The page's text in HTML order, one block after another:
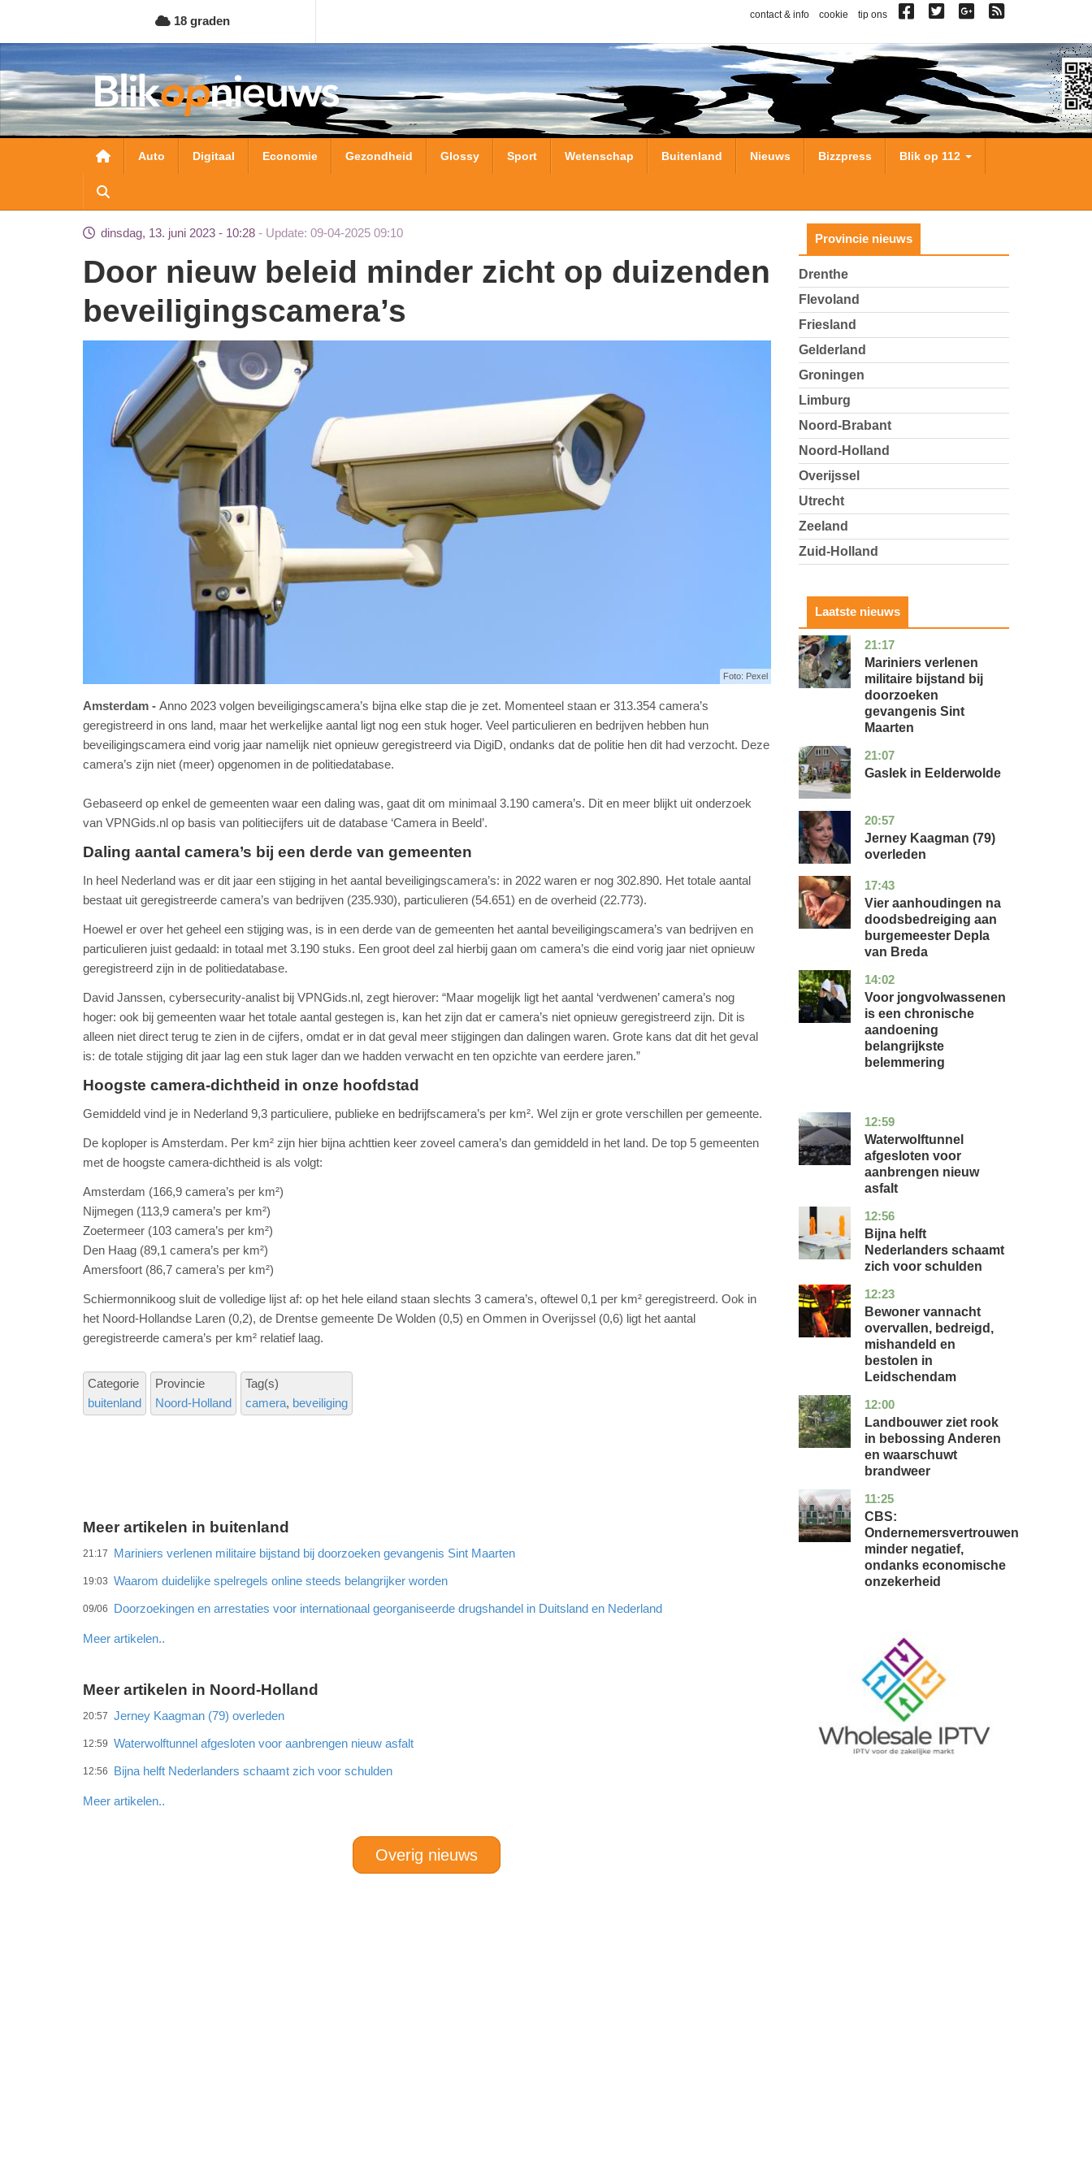
naar
de
inhoud
gaan
18 graden contact & info cookie tip ons
Hoofdnavigatie
Auto Digitaal Economie Gezondheid Glossy Sport Wetenschap Buitenland Nieuws Bizzpress Blik op 112
dinsdag, 13. juni 2023 - 10:28 Update: 09-04-2025 09:10
Door nieuw beleid minder zicht op duizenden
beveiligingscamera’s
Foto: Pexel
Amsterdam
Anno 2023 volgen beveiligingscamera’s bijna elke stap die je zet. Momenteel staan er 313.354 camera’s
geregistreerd in ons land, maar het werkelijke aantal ligt nog een stuk hoger. Veel particulieren en bedrijven hebben hun
beveiligingscamera eind vorig jaar namelijk niet opnieuw geregistreerd via DigiD, ondanks dat de politie hen dit had verzocht. Deze
camera’s zijn niet (meer) opgenomen in de politiedatabase.
Gebaseerd op enkel de gemeenten waar een daling was, gaat dit om minimaal 3.190 camera’s. Dit en meer blijkt uit onderzoek
van VPNGids.nl op basis van politiecijfers uit de database ‘Camera in Beeld’.
Daling aantal camera’s bij een derde van gemeenten
In heel Nederland was er dit jaar een stijging in het aantal beveiligingscamera’s: in 2022 waren er nog 302.890. Het totale aantal
bestaat uit geregistreerde camera’s van bedrijven (235.930), particulieren (54.651) en de overheid (22.773).
Hoewel er over het geheel een stijging was, is in een derde van de gemeenten het aantal beveiligingscamera’s van bedrijven en
particulieren juist gedaald: in totaal met 3.190 stuks. Een groot deel zal hierbij gaan om camera’s die eind vorig jaar niet opnieuw
geregistreerd zijn in de politiedatabase.
David Janssen, cybersecurity-analist bij VPNGids.nl, zegt hierover: “Maar mogelijk ligt het aantal ‘verdwenen’ camera’s nog
hoger: ook bij gemeenten waar het totale aantal gestegen is, kan het zijn dat er camera’s niet opnieuw geregistreerd zijn. Dit is
alleen niet direct terug te zien in de cijfers, omdat er in dat geval meer stijgingen dan dalingen waren. Grote kans dat dit het geval
is: de totale stijging dit jaar lag een stuk lager dan we hadden verwacht en ten opzichte van eerdere jaren.”
Hoogste camera-dichtheid in onze hoofdstad
Gemiddeld vind je in Nederland 9,3 particuliere, publieke en bedrijfscamera’s per km². Wel zijn er grote verschillen per gemeente.
De koploper is Amsterdam. Per km² zijn hier bijna achttien keer zoveel camera’s dan gemiddeld in het land. De top 5 gemeenten
met de hoogste camera-dichtheid is als volgt:
Amsterdam (166,9 camera’s per km²)
Nijmegen (113,9 camera’s per km²)
Zoetermeer (103 camera’s per km²)
Den Haag (89,1 camera’s per km²)
Amersfoort (86,7 camera’s per km²)
Schiermonnikoog sluit de volledige lijst af: op het hele eiland staan slechts 3 camera’s, oftewel 0,1 per km² geregistreerd. Ook in
het Noord-Hollandse Laren (0,2), de Drentse gemeente De Wolden (0,5) en Ommen in Overijssel (0,6) ligt het aantal
geregistreerde camera’s per km² relatief laag.
Categorie
buitenland
Provincie
Noord-Holland
Tag(s)
camera beveiliging
Meer artikelen in buitenland
21:17 Mariniers verlenen militaire bijstand bij doorzoeken gevangenis Sint Maarten
19:03 Waarom duidelijke spelregels online steeds belangrijker worden
09/06 Doorzoekingen en arrestaties voor internationaal georganiseerde drugshandel in Duitsland en Nederland
Meer artikelen..
Meer artikelen in Noord-Holland
20:57 Jerney Kaagman (79) overleden
12:59 Waterwolftunnel afgesloten voor aanbrengen nieuw asfalt
12:56 Bijna helft Nederlanders schaamt zich voor schulden
Meer artikelen..
Overig nieuws
Provincie nieuws
Drenthe
Flevoland
Friesland
Gelderland
Groningen
Limburg
Noord-Brabant
Noord-Holland
Overijssel
Utrecht
Zeeland
Zuid-Holland
Laatste nieuws
21:17
buitenland
Mariniers verlenen
militaire bijstand bij
doorzoeken
gevangenis Sint
Maarten
21:07
drenthe
nieuws
Gaslek in Eelderwolde
20:57
noord-
glossy
Jerney Kaagman (79)
overleden
17:43
noord-
brabant
nieuws
Vier aanhoudingen na
doodsbedreiging aan
burgemeester Depla
van Breda
14:02
utrecht
gezondheid
Voor jongvolwassenen
is een chronische
aandoening
belangrijkste
belemmering
12:59
noord-
holland
nieuws
Waterwolftunnel
afgesloten voor
aanbrengen nieuw
asfalt
12:56
noord-
holland
economie
Bijna helft
Nederlanders schaamt
zich voor schulden
12:23
zuid-
holland
nieuws
Bewoner vannacht
overvallen, bedreigd,
mishandeld en
bestolen in
Leidschendam
12:00
drenthe
nieuws
Landbouwer ziet rook
in bebossing Anderen
en waarschuwt
brandweer
11:25
zuid-
holland
economie
CBS:
Ondernemersvertrouwen
minder negatief,
ondanks economische
onzekerheid